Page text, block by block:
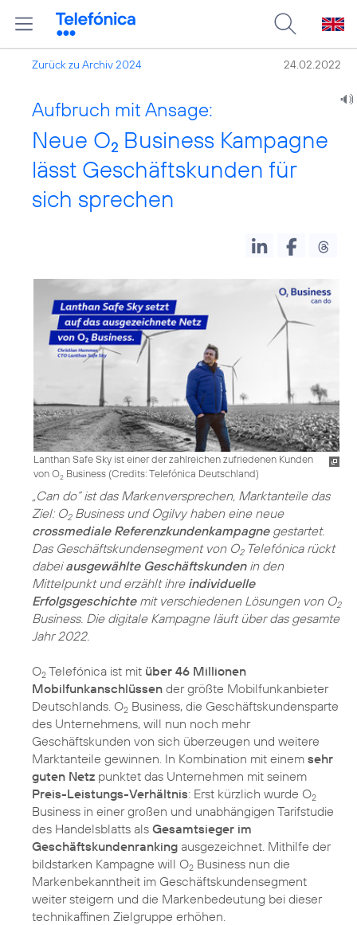
Zurück zu Archiv 2024 24.02.2022
Aufbruch mit Ansage:
Neue O2 Business Kampagne
lässt Geschäftskunden für
sich sprechen
Lanthan Safe Sky ist einer der zahlreichen zufriedenen Kunden
von O2 Business (Credits: Telefónica Deutschland)
„Can do“ ist das Markenversprechen, Marktanteile das
Ziel: O2Business und Ogilvy haben eine neue
crossmediale Referenzkundenkampagnegestartet.
Das Geschäftskundensegment von O2Telefónica rückt
dabeiausgewählte Geschäftskundenin den
Mittelpunkt und erzählt ihre individuelle
Erfolgsgeschichtemit verschiedenen Lösungen von O2
Business. Die digitale Kampagne läuft über das gesamte
Jahr 2022.
O2 Telefónica ist mit über 46 Millionen
Mobilfunkanschlüssen der größte Mobilfunkanbieter
Deutschlands. O2 Business, die Geschäftskundensparte
des Unternehmens, will nun noch mehr
Geschäftskunden von sich überzeugen und weitere
Marktanteile gewinnen. In Kombination mit einem sehr
guten Netz punktet das Unternehmen mit seinem
Preis-Leistungs-Verhältnis: Erst kürzlich wurde O2
Business in einer großen und unabhängigen Tarifstudie
des Handelsblatts als Gesamtsieger im
Geschäftskundenranking ausgezeichnet. Mithilfe der
bildstarken Kampagne will O2 Business nun die
Markenbekanntheit im Geschäftskundensegment
weiter steigern und die Markenbedeutung bei dieser
technikaffinen Zielgruppe erhöhen.